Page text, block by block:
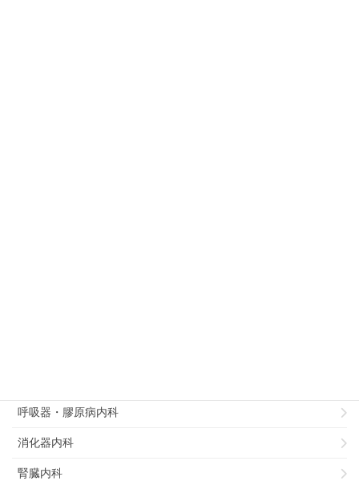
呼吸器・膠原病内科
消化器内科
腎臓内科